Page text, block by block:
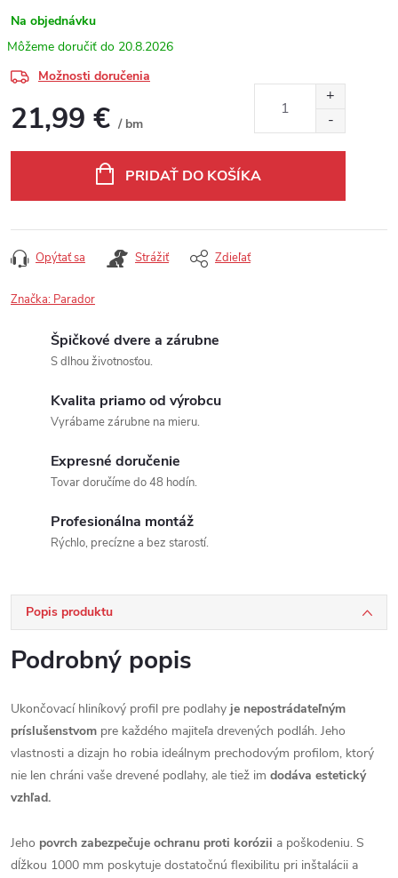
Na objednávku
20.8.2026
Možnosti doručenia
21,99 € / bm
PRIDAŤ DO KOŠÍKA
Opýtať sa Strážiť Zdieľať
Značka: Parador
Špičkové dvere a zárubne
S dlhou životnosťou.
Kvalita priamo od výrobcu
Vyrábame zárubne na mieru.
Expresné doručenie
Tovar doručíme do 48 hodín.
Profesionálna montáž
Rýchlo, precízne a bez starostí.
Popis produktu
Podrobný popis
Ukončovací hliníkový profil pre podlahy je nepostrádateľným
príslušenstvom pre každého majiteľa drevených podláh. Jeho
vlastnosti a dizajn ho robia ideálnym prechodovým profilom, ktorý
nie len chráni vaše drevené podlahy, ale tiež im dodáva estetický
vzhľad.
Jeho povrch zabezpečuje ochranu proti korózii a poškodeniu. S
dĺžkou 1000 mm poskytuje dostatočnú flexibilitu pri inštalácii a